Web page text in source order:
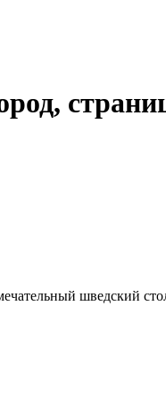
шведский